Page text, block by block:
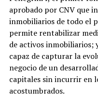
aprobado por CNV que
inmobiliarios de todo el
permite rentabilizar
de activos inmobiliarios;
capaz de capturar la
negocio de un
capitales sin incurrir en
acostumbrados.